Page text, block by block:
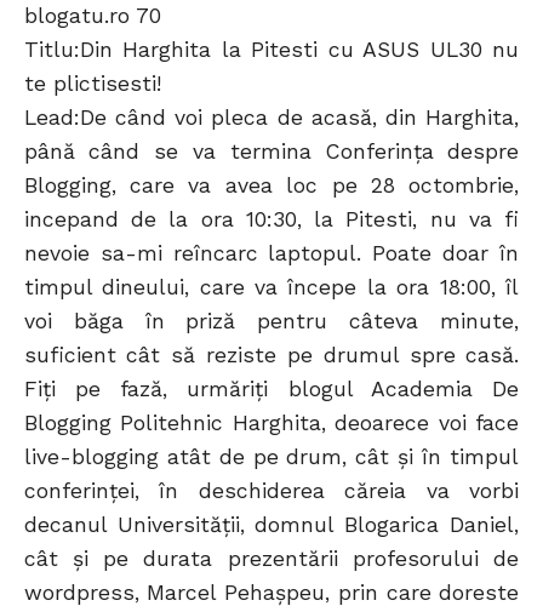
blogatu.ro 70
Titlu:Din Harghita la Pitesti cu ASUS UL30 nu
te plictisesti!
Lead:De când voi pleca de acasă, din Harghita,
până când se va termina Conferința despre
Blogging, care va avea loc pe 28 octombrie,
incepand de la ora 10:30, la Pitesti, nu va fi
nevoie sa-mi reîncarc laptopul. Poate doar în
timpul dineului, care va începe la ora 18:00, îl
voi băga în priză pentru câteva minute,
suficient cât să reziste pe drumul spre casă.
Fiți pe fază, urmăriți blogul Academia De
Blogging Politehnic Harghita, deoarece voi face
live-blogging atât de pe drum, cât și în timpul
conferinței, în deschiderea căreia va vorbi
decanul Universității, domnul Blogarica Daniel,
cât și pe durata prezentării profesorului de
wordpress, Marcel Pehaşpeu, prin care doreste